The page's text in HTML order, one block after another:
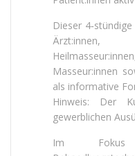
Dieser
Ärzt:innen,
Masseur:innen
als informative
Hinweis: Der
gewerblichen
Im Fokus